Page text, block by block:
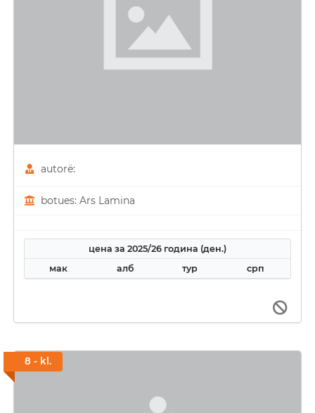
autorë:
botues: Ars Lamina
цена за 2025/26 година (ден.)
мак
алб тур срп
8 - kl.